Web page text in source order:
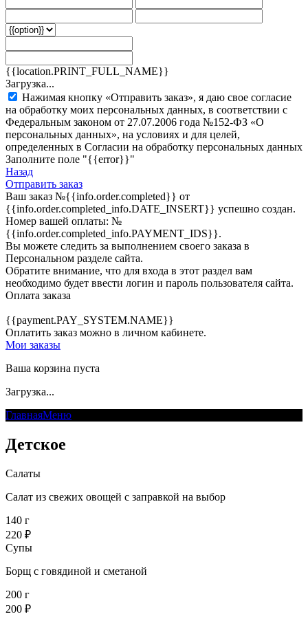
{{location.PRINT_FULL_NAME}}
Загрузка...
Нажимая кнопку «Отправить заказ», я даю свое согласие
на обработку моих персональных данных, в соответствии с
Федеральным законом от 27.07.2006 года №152-ФЗ «О
персональных данных», на условиях и для целей,
определенных в Согласии на обработку персональных данных
Заполните поле "{{error}}"
Назад
Отправить заказ
Ваш заказ №{{info.order.completed}} от
{{info.order.completed_info.DATE_INSERT}} успешно создан.
Номер вашей оплаты: №
{{info.order.completed_info.PAYMENT_IDS}}.
Вы можете следить за выполнением своего заказа в
Персональном разделе сайта.
Обратите внимание, что для входа в этот раздел вам
необходимо будет ввести логин и пароль пользователя сайта.
Оплата заказа
{{payment.PAY_SYSTEM.NAME}}
Оплатить заказ можно в личном кабинете.
Мои заказы
Ваша корзина пуста
Загрузка...
ГлавнаяМеню
Детское
Салаты
Салат из свежих овощей с заправкой на выбор
140 г
220 ₽
Супы
Борщ с говядиной и сметаной
200 г
200 ₽